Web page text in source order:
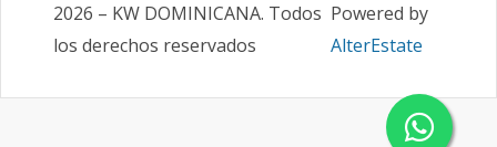
2026 – KW DOMINICANA. Todos
los derechos reservados
Powered by
AlterEstate